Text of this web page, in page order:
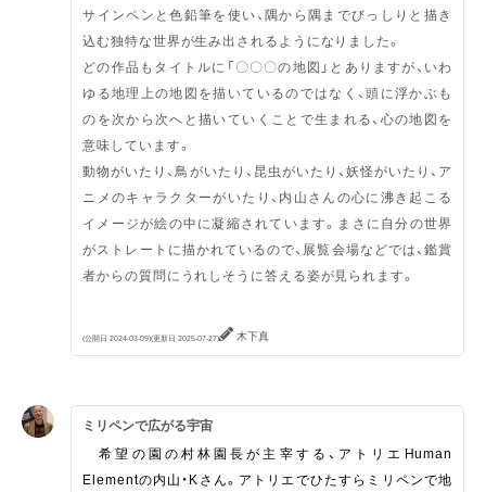
サインペンと色鉛筆を使い、隅から隅までびっしりと描き
込む独特な世界が生み出されるようになりました。
どの作品もタイトルに「〇〇〇の地図」とありますが、いわ
ゆる地理上の地図を描いているのではなく、頭に浮かぶも
のを次から次へと描いていくことで生まれる、心の地図を
意味しています。
動物がいたり、鳥がいたり、昆虫がいたり、妖怪がいたり、ア
ニメのキャラクターがいたり、内山さんの心に沸き起こる
イメージが絵の中に凝縮されています。まさに自分の世界
がストレートに描かれているので、展覧会場などでは、鑑賞
者からの質問にうれしそうに答える姿が見られます。
(公開日 2024-03-09)(更新日 2025-07-27) 木下真
ミリペンで広がる宇宙
希望の園の村林園長が主宰する、アトリエHuman
Elementの内山・Kさん。アトリエでひたすらミリペンで地